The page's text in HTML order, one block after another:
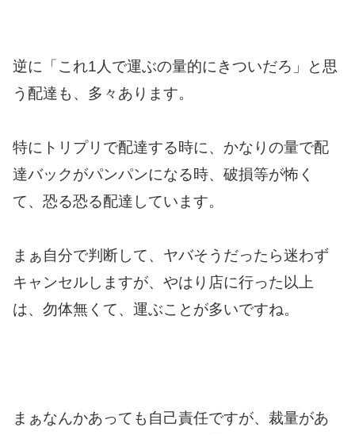
逆に「これ1人で運ぶの量的にきついだろ」と思
う配達も、多々あります。
特にトリプリで配達する時に、かなりの量で配
達バックがパンパンになる時、破損等が怖く
て、恐る恐る配達しています。
まぁ自分で判断して、ヤバそうだったら迷わず
キャンセルしますが、やはり店に行った以上
は、勿体無くて、運ぶことが多いですね。
まぁなんかあっても自己責任ですが、裁量があ